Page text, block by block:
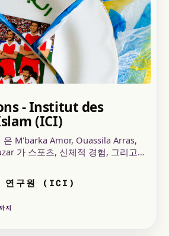
- Institut des
(ICI)
은 M'barka Amor, Ouassila Arras,
가 스포츠, 신체적 경험, 그리고
연구원 (ICI)
지